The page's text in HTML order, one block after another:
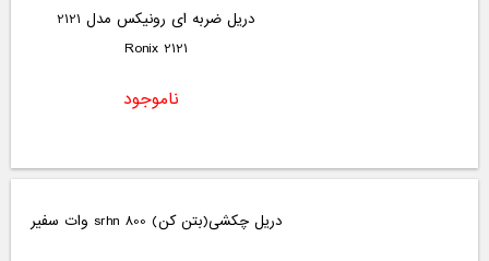
دریل ضربه ای رونیکس مدل 2121
2121 Ronix
ناموجود
دریل چکشی(بتن کن) srhn 800 وات سفیر